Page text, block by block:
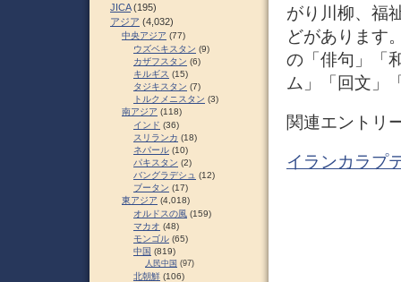
がり川柳、福
どがあります
の「俳句」「
ム」「回文」
関連エントリ
イランカラプ
JICA(195)
アジア (4,032)
中央アジア (77)
ウズベキスタン (9)
カザフスタン (6)
キルギス (15)
タジキスタン (7)
トルクメニスタン (3)
南アジア (118)
インド (36)
スリランカ (18)
ネパール (10)
パキスタン (2)
バングラデシュ (12)
ブータン (17)
東アジア (4,018)
オルドスの風 (159)
マカオ (48)
モンゴル (65)
中国 (819)
人民中国 (97)
北朝鮮 (106)